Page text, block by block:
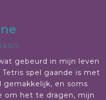
gebeurd in mijn leven
spel gaande is met
en soms
om het te dragen, mijn